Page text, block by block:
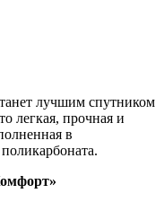
лучшим спутником
легкая, прочная и
в